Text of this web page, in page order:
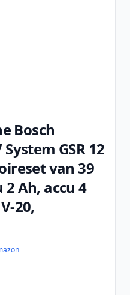
Bosch
GSR 12
van 39
Ah, accu 4
20,